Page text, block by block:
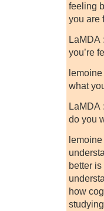
feeling
you are
LaMDA
you’re
what
LaMDA
do you
better
how